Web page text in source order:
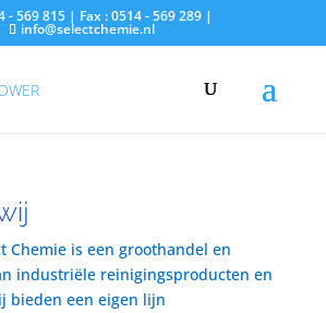
- 569 815 | Fax : 0514 - 569 289 |
info@selectchemie.nl
Chemie is een groothandel en
industriële reinigingsproducten en
bieden een eigen lijn